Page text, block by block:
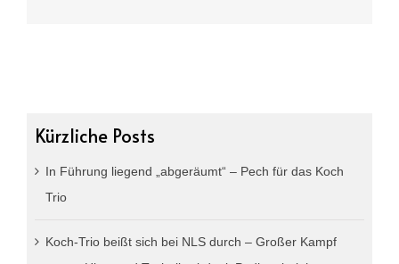
Kürzliche Posts
In Führung liegend „abgeräumt“ – Pech für das Koch
Trio
Koch-Trio beißt sich bei NLS durch – Großer Kampf